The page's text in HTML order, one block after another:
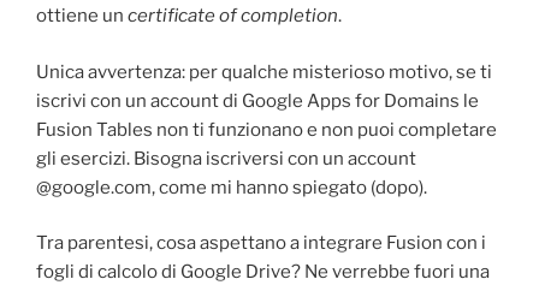
ottiene un certificate of completion.
Unica avvertenza: per qualche misterioso motivo, se ti
iscrivi con un account di Google Apps for Domains le
Fusion Tables non ti funzionano e non puoi completare
gli esercizi. Bisogna iscriversi con un account
@google.com, come mi hanno spiegato (dopo).
Tra parentesi, cosa aspettano a integrare Fusion con i
fogli di calcolo di Google Drive? Ne verrebbe fuori una